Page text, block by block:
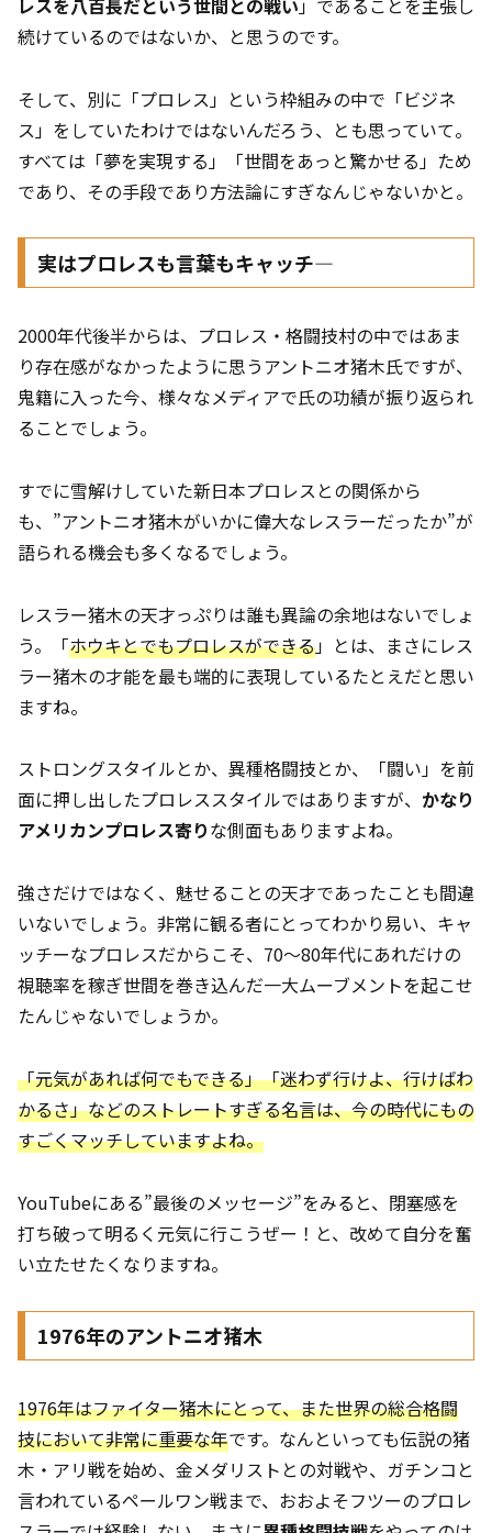
続けているのではないか、と思うのです。
そして、別に「プロレス」という枠組みの中で「ビジネ
ス」をしていたわけではないんだろう、とも思っていて。
すべては「夢を実現する」「世間をあっと驚かせる」ため
であり、その手段であり方法論にすぎなんじゃないかと。
実はプロレスも言葉もキャッチ―
2000年代後半からは、プロレス・格闘技村の中ではあま
り存在感がなかったように思うアントニオ猪木氏ですが、
鬼籍に入った今、様々なメディアで氏の功績が振り返られ
ることでしょう。
すでに雪解けしていた新日本プロレスとの関係から
も、”アントニオ猪木がいかに偉大なレスラーだったか”が
語られる機会も多くなるでしょう。
レスラー猪木の天才っぷりは誰も異論の余地はないでしょ
う。「ホウキとでもプロレスができる」とは、まさにレス
ラー猪木の才能を最も端的に表現しているたとえだと思い
ますね。
ストロングスタイルとか、異種格闘技とか、「闘い」を前
面に押し出したプロレススタイルではありますが、 かなり
アメリカンプロレス寄りな側面もありますよね。
強さだけではなく、魅せることの天才であったことも間違
いないでしょう。非常に観る者にとってわかり易い、キャ
ッチーなプロレスだからこそ、70～80年代にあれだけの
視聴率を稼ぎ世間を巻き込んだ一大ムーブメントを起こせ
たんじゃないでしょうか。
「元気があれば何でもできる」「迷わず行けよ、行けばわ
かるさ」などのストレートすぎる名言は、今の時代にもの
すごくマッチしていますよね。
YouTubeにある”最後のメッセージ”をみると、閉塞感を
打ち破って明るく元気に行こうぜー！と、改めて自分を奮
い立たせたくなりますね。
1976年のアントニオ猪木
1976年はファイター猪木にとって、また世界の総合格闘
技において非常に重要な年です。なんといっても伝説の猪
木・アリ戦を始め、金メダリストとの対戦や、ガチンコと
言われているペールワン戦まで、おおよそフツーのプロレ